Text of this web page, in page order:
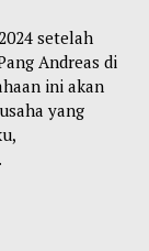
setelah
Andreas di
ini akan
yang